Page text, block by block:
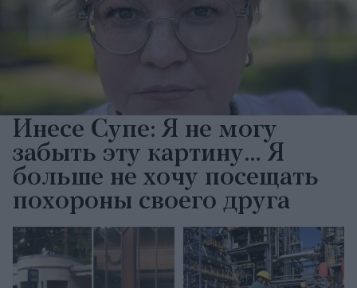
Инесе Супе: Я не могу
забыть эту картину… Я
больше не хочу посещать
похороны своего друга